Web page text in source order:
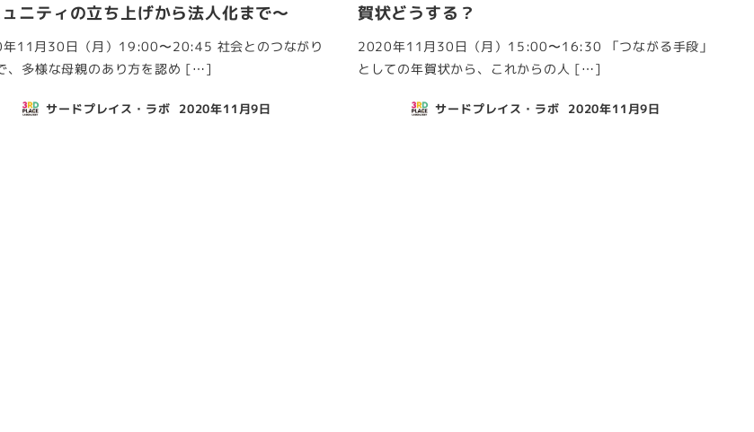
ニティの立ち上げから法人化まで～
11月30日（月）19:00〜20:45 社会とのつながり
、多様な母親のあり方を認め […]
サードプレイス・ラボ
投稿日
2020年11月9日
賀状どうする？
2020年11月30日（月）15:00〜16:30 「つながる手段」
としての年賀状から、これからの人 […]
サードプレイス・ラボ
投稿日
2020年11月9日